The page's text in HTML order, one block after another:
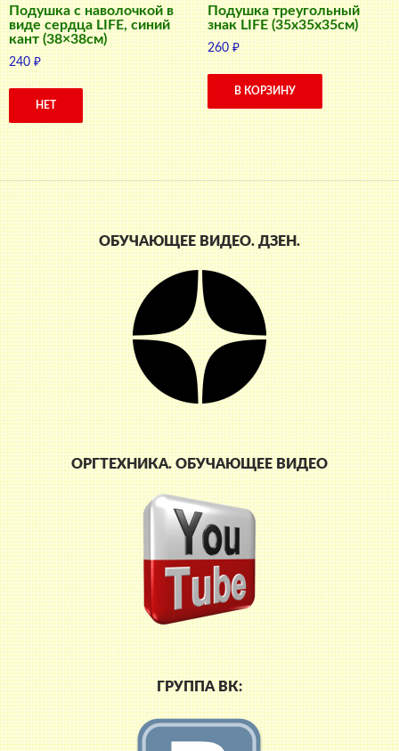
Подушка с наволочкой в
виде сердца LIFE, синий
кант (38×38см)
240₽
НЕТ
Подушка треугольный
знак LIFE (35x35x35см)
260₽
В КОРЗИНУ
ОБУЧАЮЩЕЕ ВИДЕО. ДЗЕН.
ОРГТЕХНИКА. ОБУЧАЮЩЕЕ ВИДЕО
ГРУППА ВК: